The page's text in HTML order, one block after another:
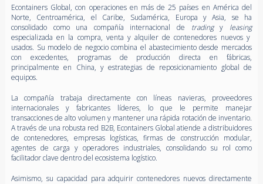
Econtainers Global, con operaciones en más de 25 países en América del
Norte, Centroamérica, el Caribe, Sudamérica, Europa y Asia, se ha
consolidado como una compañía internacional de tradingy leasing
especializada en la compra, venta y alquiler de contenedores nuevos y
usados. Su modelo de negocio combina el abastecimiento desde mercados
con excedentes, programas de producción directa en fábricas,
principalmente en China, y estrategias de reposicionamiento global de
equipos.
La compañía trabaja directamente con líneas navieras, proveedores
internacionales y fabricantes líderes, lo que le permite manejar
transacciones de alto volumen y mantener una rápida rotación de inventario.
A través de una robusta red B2B, Econtainers Global atiende a distribuidores
de contenedores, empresas logísticas, firmas de construcción modular,
agentes de carga y operadores industriales, consolidando su rol como
facilitador clave dentro del ecosistema logístico.
Asimismo, su capacidad para adquirir contenedores nuevos directamente